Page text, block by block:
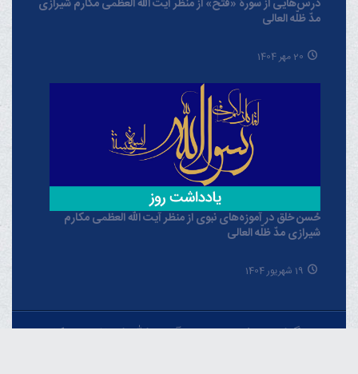
درس‌هایی از سورۀ «فتح» از منظر آیت الله العظمی مکارم شیرازی
مدّ ظلّه العالی
20 مهر 1404
حُسن خلق در آموزه‌های نبوی از منظر آیت الله العظمی مکارم
شیرازی مدّ ظلّه العالی
19 شهریور 1404
خبرگزاری دفتر حضرت آیت الله العظمی مکارم